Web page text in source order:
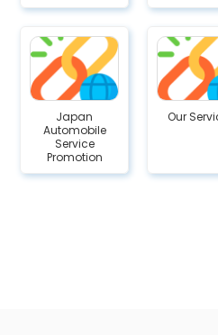
Japan
Automobile
Service
Promotion
Our